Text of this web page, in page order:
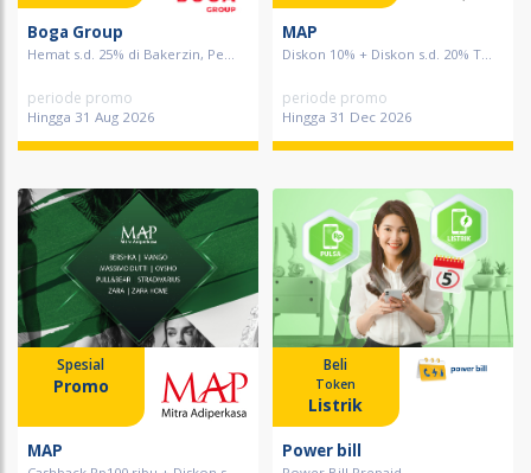
Boga Group
Hemat s.d. 25% di Bakerzin, Pe...
periode promo
Hingga 31 Aug 2026
MAP
Diskon 10% + Diskon s.d. 20% T...
periode promo
Hingga 31 Dec 2026
Spesial
Promo
MAP
Beli
Token
Listrik
Power bill